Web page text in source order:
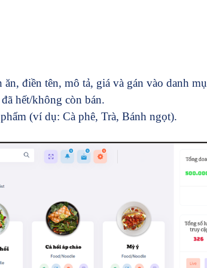
điền tên, mô tả, giá và gán vào danh
hết/không còn bán.
(ví dụ: Cà phê, Trà, Bánh ngọt).